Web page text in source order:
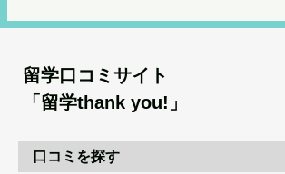
留学口コミサイト
「留学thank you!」
口コミを探す